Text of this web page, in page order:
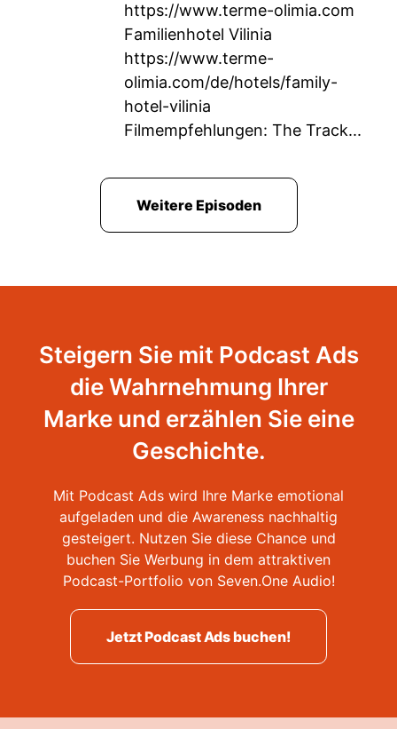
https://www.terme-olimia.com
Familienhotel Vilinia
https://www.terme-
olimia.com/de/hotels/family-
hotel-vilinia
Filmempfehlungen: The Track...
Weitere Episoden
Steigern Sie mit Podcast Ads
die Wahrnehmung Ihrer
Marke und erzählen Sie eine
Geschichte.
Mit Podcast Ads wird Ihre Marke emotional
aufgeladen und die Awareness nachhaltig
gesteigert. Nutzen Sie diese Chance und
buchen Sie Werbung in dem attraktiven
Podcast-Portfolio von Seven.One Audio!
Jetzt Podcast Ads buchen!